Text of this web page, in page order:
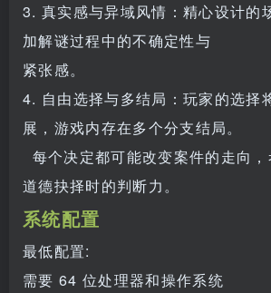
3. 真实感与异域风情：精心设计的
加解谜过程中的不确定性与
紧张感。
4. 自由选择与多结局：玩家的选择
展，游戏内存在多个分支结局。
每个决定都可能改变案件的走向
道德抉择时的判断力。
系统配置
最低配置:
需要 64 位处理器和操作系统